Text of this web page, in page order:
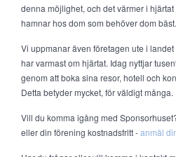
denna möjlighet, och det värmer i
hamnar hos dom som behöver dom bäst.
Vi uppmanar även företagen ute i
har varmast om hjärtat. Idag nyttjar
genom att boka sina resor, hotell och
Detta betyder mycket, för väldigt många.
Vill du komma igång med
eller din förening kostnadsfritt -anmäl